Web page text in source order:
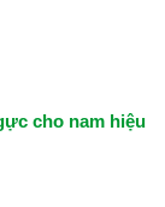
cho nam hiệu